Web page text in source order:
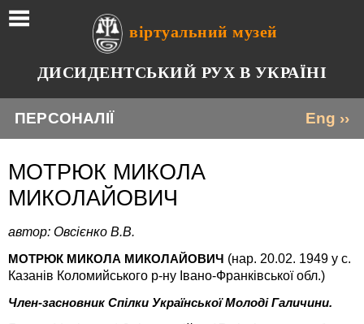
віртуальний музей
ДИСИДЕНТСЬКИЙ РУХ В УКРАЇНІ
Eng ››
ПЕРСОНАЛІЇ
МОТРЮК МИКОЛА
МИКОЛАЙОВИЧ
автор: Овсієнко В.В.
МОТРЮК МИКОЛА МИКОЛАЙОВИЧ (нар. 20.02. 1949 у с.
Казанів Коломийського р-ну Івано-Франківської обл.)
Член-засновник Спілки Української Молоді Галичини.